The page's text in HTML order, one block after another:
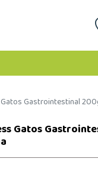
Gastrointestinal
Gatos